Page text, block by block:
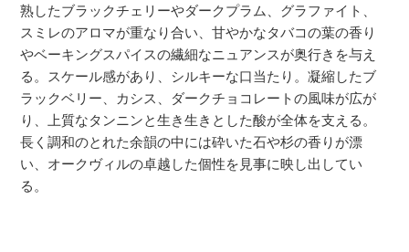
熟したブラックチェリーやダークプラム、グラファイト、
スミレのアロマが重なり合い、甘やかなタバコの葉の香り
やベーキングスパイスの繊細なニュアンスが奥行きを与え
る。スケール感があり、シルキーな口当たり。凝縮したブ
ラックベリー、カシス、ダークチョコレートの風味が広が
り、上質なタンニンと生き生きとした酸が全体を支える。
長く調和のとれた余韻の中には砕いた石や杉の香りが漂
い、オークヴィルの卓越した個性を見事に映し出してい
る。